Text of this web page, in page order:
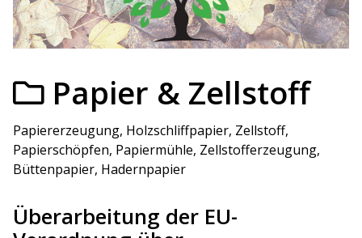
Papier & Zellstoff
Papiererzeugung, Holzschliffpapier, Zellstoff,
Papierschöpfen, Papiermühle, Zellstofferzeugung,
Büttenpapier, Hadernpapier
Überarbeitung der EU-